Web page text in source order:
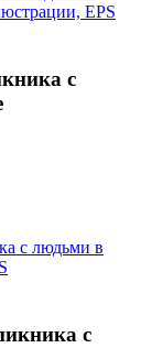
с
с